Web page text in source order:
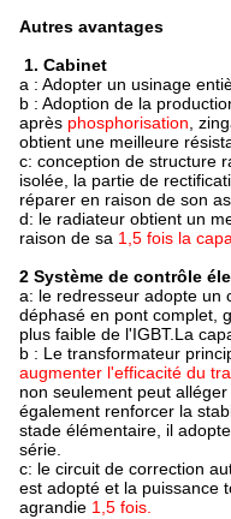
Autres avantages
1. Cabinet
a : Adopter un usinage
b : Adoption de la
après phosphorisation,
obtient une meilleure
c: conception de structure
isolée, la partie de
réparer en raison de son
d: le radiateur obtient un
raison de sa 1,5 fois la
2 Système de contrôle
a: le redresseur adopte un
déphasé en pont complet,
plus faible de l'IGBT.La
b : Le transformateur
augmenter l'efficacité du
non seulement peut
également renforcer la
stade élémentaire, il
série.
c: le circuit de correction
est adopté et la puissance
agrandie 1,5 fois.